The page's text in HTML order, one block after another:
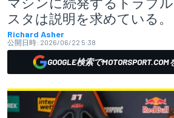
スタは説明を求めている。
Richard Asher
公開日時: 2026/06/22 5:38
GOOGLE検索で